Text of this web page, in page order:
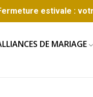
estivale :
DE MARIAGE